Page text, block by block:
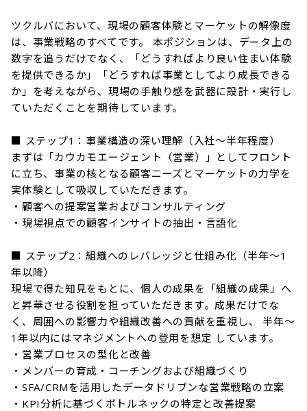
ツクルバにおいて、現場の顧客体験とマーケットの解像度
は、事業戦略のすべてです。 本ポジションは、データ上の
数字を追うだけでなく、「どうすればより良い住まい体験
を提供できるか」「どうすれば事業としてより成長できる
か」を考えながら、現場の手触り感を武器に設計・実行し
ていただくことを期待しています。
■ ステップ1：事業構造の深い理解（入社〜半年程度）
まずは「カウカモエージェント（営業）」としてフロント
に立ち、事業の核となる顧客ニーズとマーケットの力学を
実体験として吸収していただきます。
・顧客への提案営業およびコンサルティング
・現場視点での顧客インサイトの抽出・言語化
■ ステップ2：組織へのレバレッジと仕組み化（半年〜1
年以降）
現場で得た知見をもとに、個人の成果を「組織の成果」へ
と昇華させる役割を担っていただきます。成果だけでな
く、周囲への影響力や組織改善への貢献を重視し、 半年〜
1年以内にはマネジメントへの登用を想定 しています。
・営業プロセスの型化と改善
・メンバーの育成・コーチングおよび組織づくり
・SFA/CRMを活用したデータドリブンな営業戦略の立案
・KPI分析に基づくボトルネックの特定と改善提案